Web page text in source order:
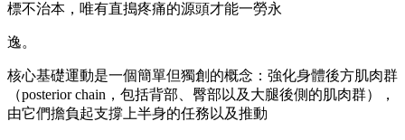
標不治本，唯有直搗疼痛的源頭才能一勞永
逸。
核心基礎運動是一個簡單但獨創的概念：強化身體後方肌肉群
（posterior chain，包括背部、臀部以及大腿後側的肌肉群），
由它們擔負起支撐上半身的任務以及推動